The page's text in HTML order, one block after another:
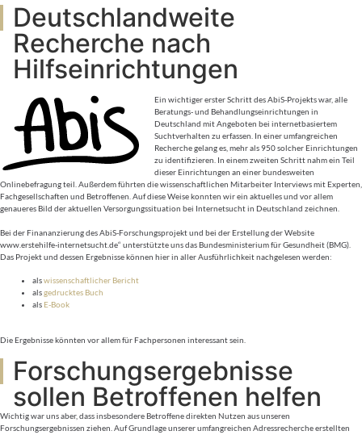
Deutschlandweite
Recherche nach
Hilfseinrichtungen
Ein wichtiger erster Schritt des AbiS-Projekts war, alle
Beratungs- und Behandlungseinrichtungen in
Deutschland mit Angeboten bei internetbasiertem
Suchtverhalten zu erfassen. In einer umfangreichen
Recherche gelang es, mehr als 950 solcher Einrichtungen
zu identifizieren. In einem zweiten Schritt nahm ein Teil
dieser Einrichtungen an einer bundesweiten
Onlinebefragung teil. Außerdem führten die wissenschaftlichen Mitarbeiter Interviews mit Experten,
Fachgesellschaften und Betroffenen. Auf diese Weise konnten wir ein aktuelles und vor allem
genaueres Bild der aktuellen Versorgungssituation bei Internetsucht in Deutschland zeichnen.
Bei der Finananzierung des AbiS-Forschungsprojekt und bei der Erstellung der Website
www.erstehilfe-internetsucht.de“ unterstützte uns das Bundesministerium für Gesundheit (BMG).
Das Projekt und dessen Ergebnisse können hier in aller Ausführlichkeit nachgelesen werden:
alswissenschaftlicher Bericht
alsgedrucktes Buch
als E-Book
Die Ergebnisse könnten vor allem für Fachpersonen interessant sein.
Forschungsergebnisse
sollen Betroffenen helfen
Wichtig war uns aber, dass insbesondere Betroffene direkten Nutzen aus unseren
Forschungsergebnissen ziehen. Auf Grundlage unserer umfangreichen Adressrecherche erstellten